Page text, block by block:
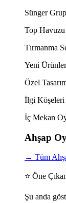
Sünger
Top
Tırmanma
Yeni Ürünler
Özel
İlgi Köşeleri
İç Mekan
Ahşap
→ Tüm
⭐ Öne
Şu anda